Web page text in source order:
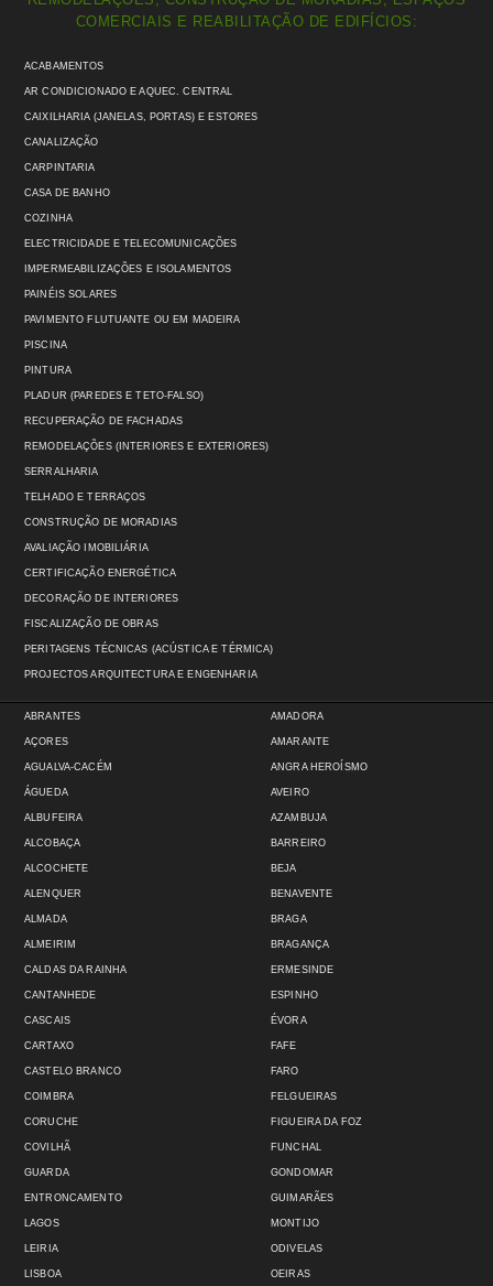
COMERCIAIS E REABILITAÇÃO DE EDIFÍCIOS:
ACABAMENTOS
AR CONDICIONADO E AQUEC. CENTRAL
CAIXILHARIA (JANELAS, PORTAS) E ESTORES
CANALIZAÇÃO
CARPINTARIA
CASA DE BANHO
COZINHA
ELECTRICIDADE E TELECOMUNICAÇÕES
IMPERMEABILIZAÇÕES E ISOLAMENTOS
PAINÉIS SOLARES
PAVIMENTO FLUTUANTE OU EM MADEIRA
PISCINA
PINTURA
PLADUR (PAREDES E TETO-FALSO)
RECUPERAÇÃO DE FACHADAS
REMODELAÇÕES (INTERIORES E EXTERIORES)
SERRALHARIA
TELHADO E TERRAÇOS
CONSTRUÇÃO DE MORADIAS
AVALIAÇÃO IMOBILIÁRIA
CERTIFICAÇÃO ENERGÉTICA
DECORAÇÃO DE INTERIORES
FISCALIZAÇÃO DE OBRAS
PERITAGENS TÉCNICAS (ACÚSTICA E TÉRMICA)
PROJECTOS ARQUITECTURA E ENGENHARIA
ABRANTES
AÇORES
AGUALVA-CACÉM
ÁGUEDA
ALBUFEIRA
ALCOBAÇA
ALCOCHETE
ALENQUER
ALMADA
ALMEIRIM
AMADORA
AMARANTE
ANGRA HEROÍSMO
AVEIRO
AZAMBUJA
BARREIRO
BEJA
BENAVENTE
BRAGA
BRAGANÇA
CALDAS DA RAINHA
CANTANHEDE
CASCAIS
CARTAXO
CASTELO BRANCO
COIMBRA
CORUCHE
COVILHÃ
GUARDA
ENTRONCAMENTO
ERMESINDE
ESPINHO
ÉVORA
FAFE
FARO
FELGUEIRAS
FIGUEIRA DA FOZ
FUNCHAL
GONDOMAR
GUIMARÃES
LAGOS
LEIRIA
LISBOA
MONTIJO
ODIVELAS
OEIRAS